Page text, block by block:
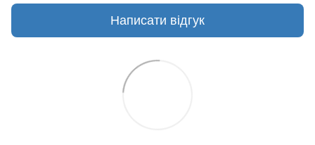
Написати відгук